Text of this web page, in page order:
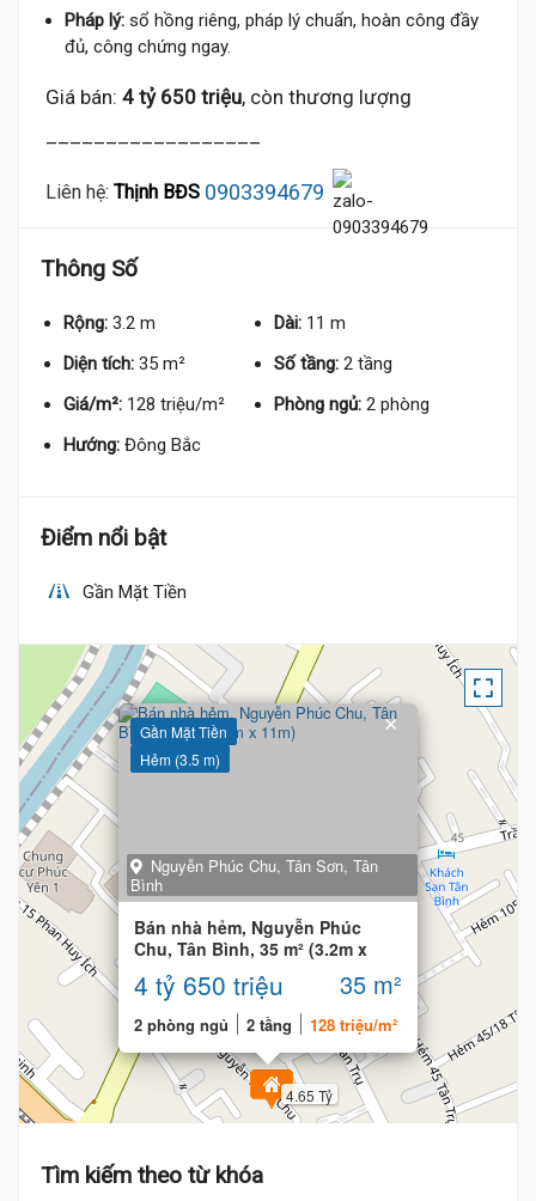
Pháp lý: sổ hồng riêng, pháp lý chuẩn, hoàn công đầy
đủ, công chứng ngay.
Giá bán: 4 tỷ 650 triệu, còn thương lượng
Liên hệ: Thịnh BĐS 0903394679
Thông Số
Rộng: 3.2 m Dài: 11 m
Diện tích: 35 m² Số tầng: 2 tầng
Giá/m²: 128 triệu/m² Phòng ngủ: 2 phòng
Hướng: Đông Bắc
Điểm nổi bật
Gần Mặt Tiền
4.65 Tỷ
Gần Mặt Tiền
Hẻm (3.5 m)
Nguyễn Phúc Chu, Tân Sơn, Tân
Bình
Bán nhà hẻm, Nguyễn Phúc
Chu, Tân Bình, 35 m² (3.2m x
11m)
4 tỷ 650 triệu 35 m²
2 phòng ngủ 2 tầng 128 triệu/m²
×
Tìm kiếm theo từ khóa